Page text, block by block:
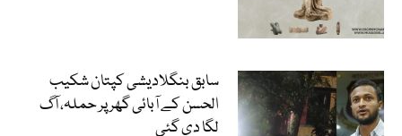
سابق بنگلادیشی کپتان شکیب
الحسن کے آبائی گھر پر حملہ، آگ
لگا دی گئی